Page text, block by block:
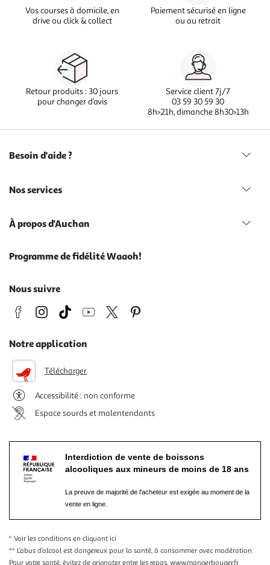
Vos courses à domicile, en
drive ou click & collect
Paiement sécurisé en ligne
ou au retrait
Retour produits : 30 jours
pour changer d’avis
Service client 7j/7
03 59 30 59 30
8h>21h, dimanche 8h30>13h
Besoin d'aide ?
Nos services
À propos d'Auchan
Programme de fidélité Waaoh!
Nous suivre
Notre application
Télécharger
Accessibilité : non conforme
Espace sourds et malentendants
Interdiction de vente de boissons
alcooliques aux mineurs de moins de 18 ans
La preuve de majorité de l'acheteur est exigée au moment de la
vente en ligne.
* Voir les conditions en cliquant ici
** L’abus d’alcool est dangereux pour la santé, à consommer avec modération
Pour votre santé, évitez de grignoter entre les repas. www.mangerbouger.fr